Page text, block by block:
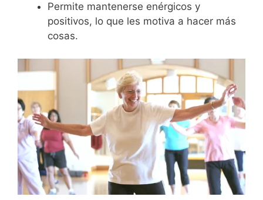
Permite mantenerse enérgicos y
positivos, lo que les motiva a hacer más
cosas.